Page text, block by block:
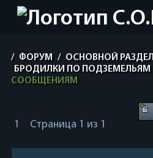
/ ФОРУМ / ОСНОВНОЙ РАЗДЕЛ
БРОДИЛКИ ПО ПОДЗЕМЕЛЬЯМ
СООБЩЕНИЯМ
Страница 1 из 1
1